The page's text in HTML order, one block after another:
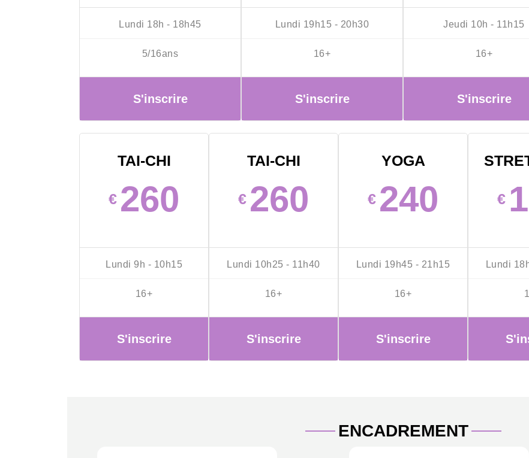
Lundi 18h - 18h45
5/16ans
S'inscrire
Lundi 19h15 - 20h30
16+
S'inscrire
Jeudi 10h - 11h15
16+
S'inscrire
TAI-CHI
€ 260
Lundi 9h - 10h15
16+
S'inscrire
TAI-CHI
€ 260
Lundi 10h25 - 11h40
16+
S'inscrire
YOGA
€ 240
Lundi 19h45 - 21h15
16+
S'inscrire
€
Lundi
ENCADREMENT